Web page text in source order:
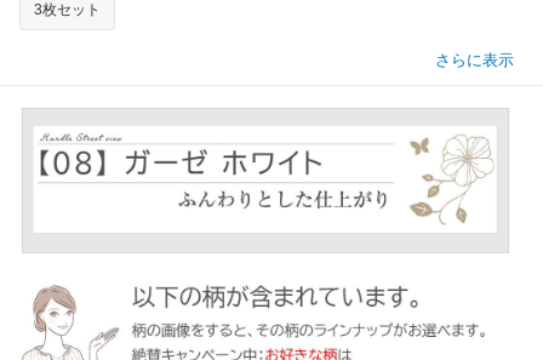
3枚セット
さらに表示